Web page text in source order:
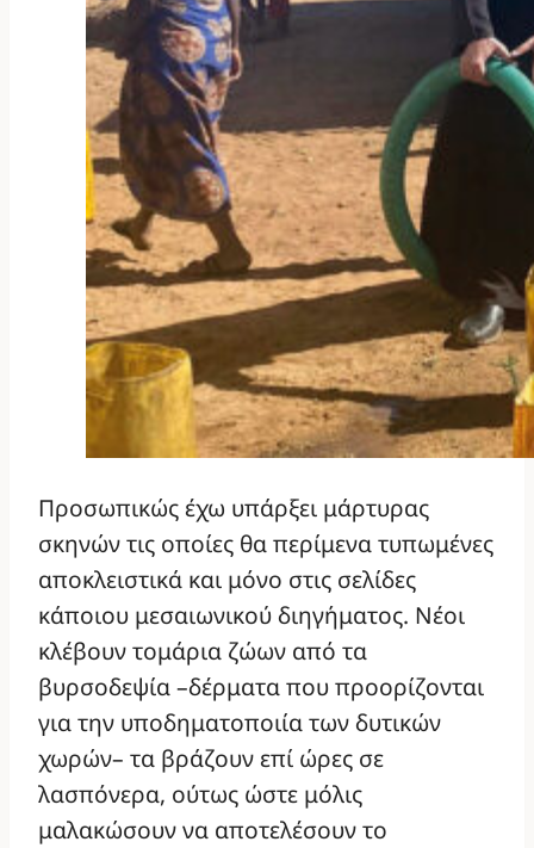
Προσωπικώς έχω υπάρξει μάρτυρας
σκηνών τις οποίες θα περίμενα τυπωμένες
αποκλειστικά και μόνο στις σελίδες
κάποιου μεσαιωνικού διηγήματος. Νέοι
κλέβουν τομάρια ζώων από τα
βυρσοδεψία –δέρματα που προορίζονται
για την υποδηματοποιία των δυτικών
χωρών– τα βράζουν επί ώρες σε
λασπόνερα, ούτως ώστε μόλις
μαλακώσουν να αποτελέσουν το